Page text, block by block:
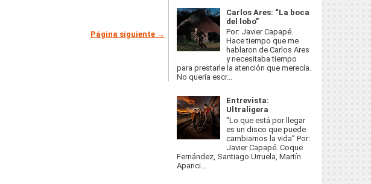
Página siguiente →
Carlos Ares: “La boca
del lobo”
Por: Javier Capapé.
Hace tiempo que me
hablaron de Carlos Ares
y necesitaba tiempo
para prestarle la atención que merecía.
No quería escr...
Entrevista:
Ultraligera
"Lo que está por llegar
es un disco que puede
cambiarnos la vida” Por:
Javier Capapé. Coque
Fernández, Santiago Urruela, Martín
Aparici...